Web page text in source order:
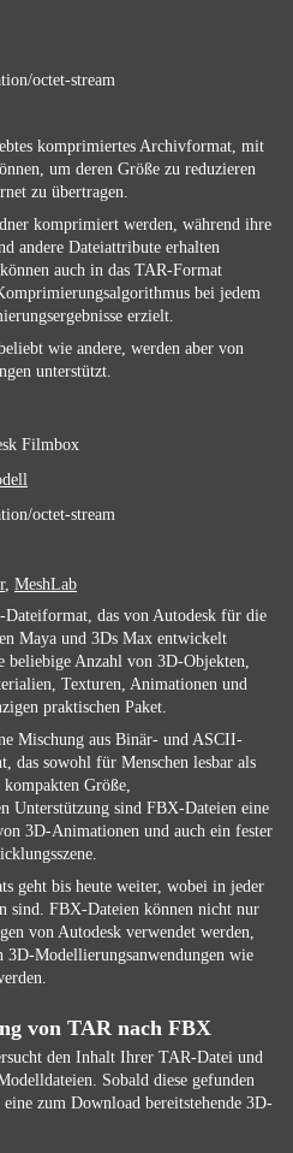
octet-stream
komprimiertes Archivformat, mit
um deren Größe zu reduzieren
zu übertragen.
komprimiert werden, während ihre
andere Dateiattribute erhalten
auch in das TAR-Format
bei jedem
erzielt.
wie andere, werden aber von
unterstützt.
Filmbox
octet-stream
, MeshLab
das von Autodesk für die
Maya und 3Ds Max entwickelt
Anzahl von 3D-Objekten,
Texturen, Animationen und
praktischen Paket.
Mischung aus Binär- und ASCII-
das sowohl für Menschen lesbar als
Größe,
Unterstützung sind FBX-Dateien eine
3D-Animationen und auch ein fester
geht bis heute weiter, wobei in jeder
sind. FBX-Dateien können nicht nur
von Autodesk verwendet werden,
3D-Modellierungsanwendungen wie
von TAR nach FBX
den Inhalt Ihrer TAR-Datei und
Sobald diese gefunden
zum Download bereitstehende 3D-